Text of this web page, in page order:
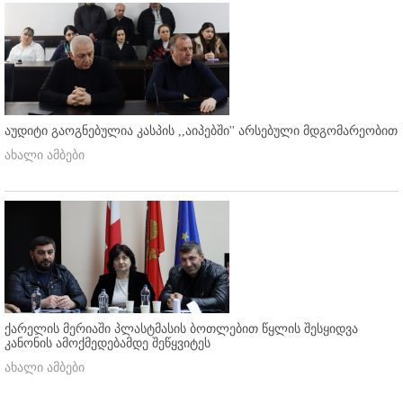
აუდიტი გაოგნებულია კასპის ,,აიპებში'' არსებული მდგომარეობით
ახალი ამბები
ქარელის მერიაში პლასტმასის ბოთლებით წყლის შესყიდვა
კანონის ამოქმედებამდე შეწყვიტეს
ახალი ამბები